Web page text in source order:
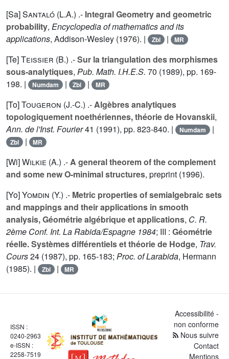
[Sa]Santaló (L.A.) .- Integral Geometry and geometric
probability, Encyclopedia of mathematics and its
applications, Addison-Wesley (1976). | Zbl | MR
[Te]Teissier (B.) .-Sur la triangulation des morphismes
sous-analytiques, Pub. Math. I.H.E.S. 70 (1989), pp. 169-
198. |
Numdam | Zbl | MR
[To]Tougeron (J.-C.) .-Algèbres analytiques
topologiquement noethériennes, théorie de Hovanskii,
Ann. de l'Inst. Fourier41 (1991), pp. 823-840. | Numdam |
Zbl | MR
[Wi]Wilkie (A.) .-A general theorem of the complement
and some new O-minimal structures, preprint (1996).
[Yo]Yomdin (Y.) .- Metric properties of semialgebraic sets
and mappings and their applications in smooth
analysis, Géométrie algébrique et applications, C. R.
2ème Conf. Int. La Rabida/Espagne 1984; III : Géométrie
réelle. Systèmes différentiels et théorie de Hodge, Trav.
Cours24 (1987), pp. 165-183; Proc. of Larabida, Hermann
(1985). |
Zbl | MR
ISSN :
0240-2963
e-ISSN :
2258-7519
Accessibilité -
non conforme
Nous suivre
Contact
Mentions